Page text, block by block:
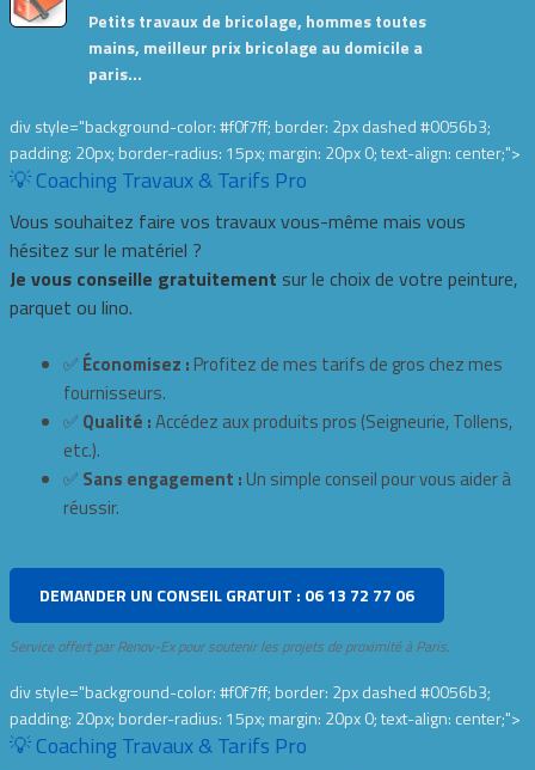
Petits travaux de bricolage, hommes toutes
mains, meilleur prix bricolage au domicile a
paris…
div style="background-color: #f0f7ff; border: 2px dashed #0056b3;
padding: 20px; border-radius: 15px; margin: 20px 0; text-align: center;">
💡 Coaching Travaux & Tarifs Pro
Vous souhaitez faire vos travaux vous-même mais vous
hésitez sur le matériel ?
Je vous conseille gratuitement sur le choix de votre peinture,
parquet ou lino.
✅ Économisez : Profitez de mes tarifs de gros chez mes
fournisseurs.
✅ Qualité :Accédez aux produits pros (Seigneurie, Tollens,
etc.).
✅ Sans engagement : Un simple conseil pour vous aider à
réussir.
DEMANDER UN CONSEIL GRATUIT : 06 13 72 77 06
Service offert par Renov-Ex pour soutenir les projets de proximité à Paris.
div style="background-color: #f0f7ff; border: 2px dashed #0056b3;
padding: 20px; border-radius: 15px; margin: 20px 0; text-align: center;">
💡 Coaching Travaux & Tarifs Pro